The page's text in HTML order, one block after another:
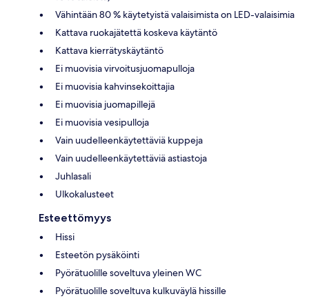
Vähintään 80 % käytetyistä valaisimista on LED-valaisimia
Kattava ruokajätettä koskeva käytäntö
Kattava kierrätyskäytäntö
Ei muovisia virvoitusjuomapulloja
Ei muovisia kahvinsekoittajia
Ei muovisia juomapillejä
Ei muovisia vesipulloja
Vain uudelleenkäytettäviä kuppeja
Vain uudelleenkäytettäviä astiastoja
Juhlasali
Ulkokalusteet
Esteettömyys
Hissi
Esteetön pysäköinti
Pyörätuolille soveltuva yleinen WC
Pyörätuolille soveltuva kulkuväylä hissille